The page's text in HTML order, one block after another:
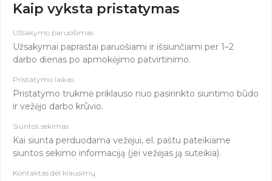
Kaip vyksta pristatymas
Užsakymo paruošimas
Užsakymai paprastai paruošiami ir išsiunčiami per 1–2
darbo dienas po apmokėjimo patvirtinimo.
Pristatymo laikas
Pristatymo trukmė priklauso nuo pasirinkto siuntimo būdo
ir vežėjo darbo krūvio.
Siuntos sekimas
Kai siunta perduodama vežėjui, el. paštu pateikiame
siuntos sekimo informaciją (jei vežėjas ją suteikia).
Kontaktas dėl klausimų